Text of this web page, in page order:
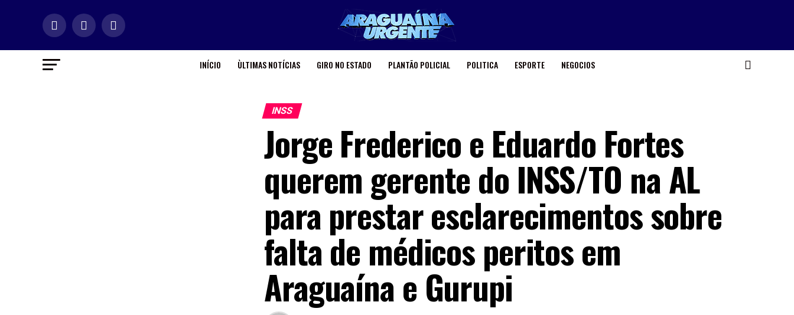
INÍCIO ÙLTIMAS NOTÍCIAS GIRO NO ESTADO PLANTÃO POLICIAL POLITICA ESPORTE NEGOCIOS
INSS
Jorge Frederico e Eduardo Fortes
querem gerente do INSS/TO na AL
para prestar esclarecimentos sobre
falta de médicos peritos em
Araguaína e Gurupi